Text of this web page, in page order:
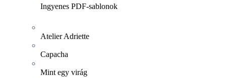
Ingyenes PDF-sablonok
Atelier Adriette
Capacha
Mint egy virág